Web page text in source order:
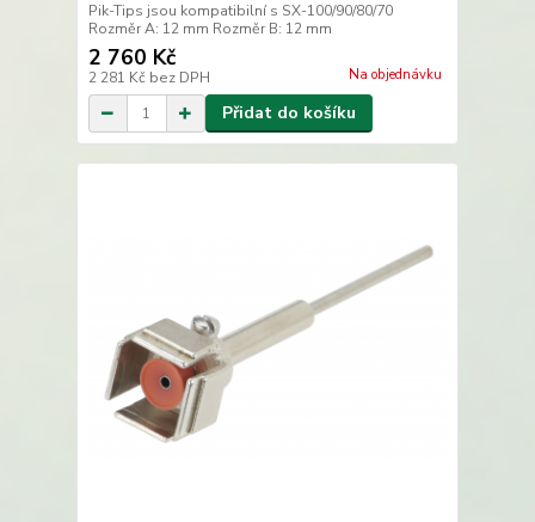
Pik-Tips jsou kompatibilní s SX-100/90/80/70
Rozměr A: 12 mm Rozměr B: 12 mm
2 760 Kč
2 281 Kč bez DPH Na objednávku
Přidat do košíku